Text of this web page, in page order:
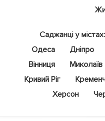
Саджанці у містах:
Одеса
Дніпро
Вінниця
Миколаїв
Кривий Ріг
Херсон